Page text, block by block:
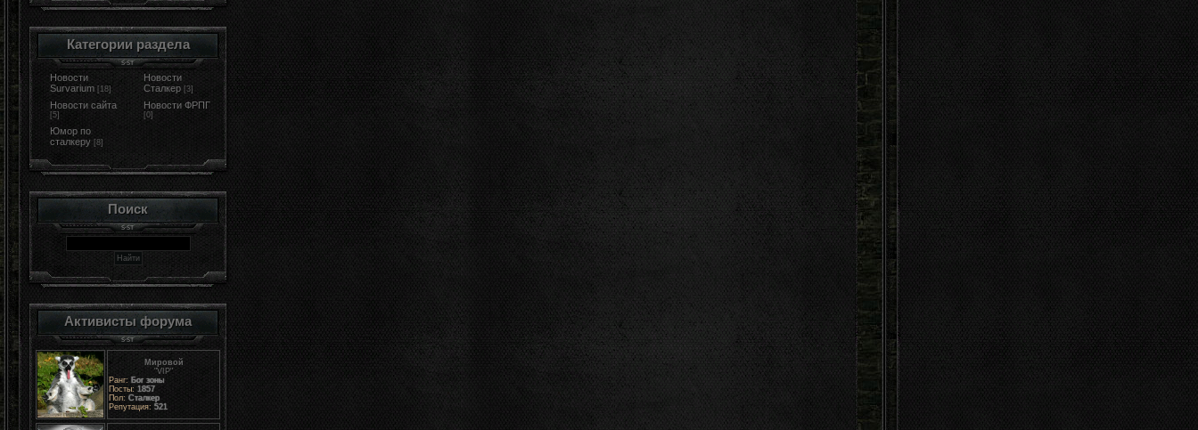
Категории раздела
Новости
Survarium [18]
Новости
Сталкер [3]
Новости сайта
[5]
Новости ФРПГ
[0]
Юмор по
сталкеру [8]
Поиск
Активисты форума
Мировой
"VIP"
Ранг: Бог зоны
Посты: 1857
Пол: Сталкер
Репутация: 521